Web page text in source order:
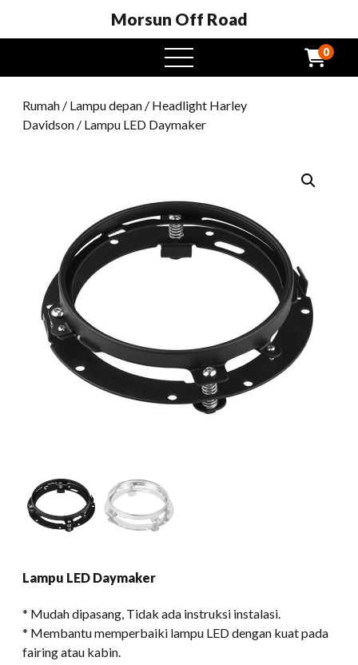
Morsun Off Road
Buka
menu
0
Rumah / Lampu depan / Headlight Harley
Davidson / Lampu LED Daymaker
Lampu LED Daymaker
* Mudah dipasang, Tidak ada instruksi instalasi.
* Membantu memperbaiki lampu LED dengan kuat pada
fairing atau kabin.